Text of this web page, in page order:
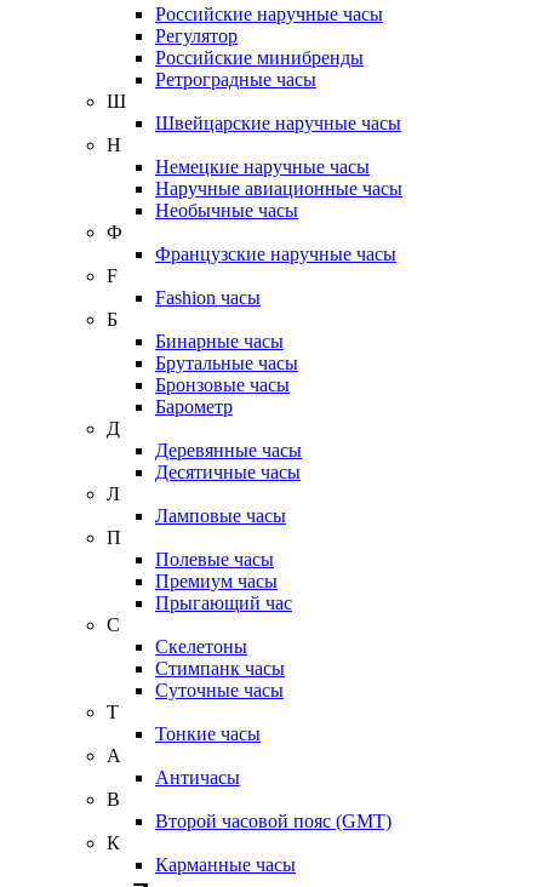
Российские наручные часы
Регулятор
Российские минибренды
Ретроградные часы
Ш
Швейцарские наручные часы
Н
Немецкие наручные часы
Наручные авиационные часы
Необычные часы
Ф
Французские наручные часы
F
Fashion часы
Б
Бинарные часы
Брутальные часы
Бронзовые часы
Барометр
Д
Деревянные часы
Десятичные часы
Л
Ламповые часы
П
Полевые часы
Премиум часы
Прыгающий час
С
Скелетоны
Стимпанк часы
Суточные часы
Т
Тонкие часы
А
Античасы
В
Второй часовой пояс (GMT)
К
Карманные часы